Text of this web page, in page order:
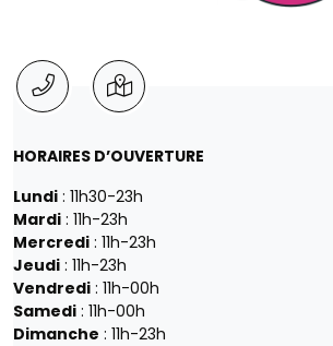
HORAIRES D’OUVERTURE
Lundi : 11h30-23h
Mardi : 11h-23h
Mercredi : 11h-23h
Jeudi : 11h-23h
Vendredi : 11h-00h
Samedi : 11h-00h
Dimanche : 11h-23h